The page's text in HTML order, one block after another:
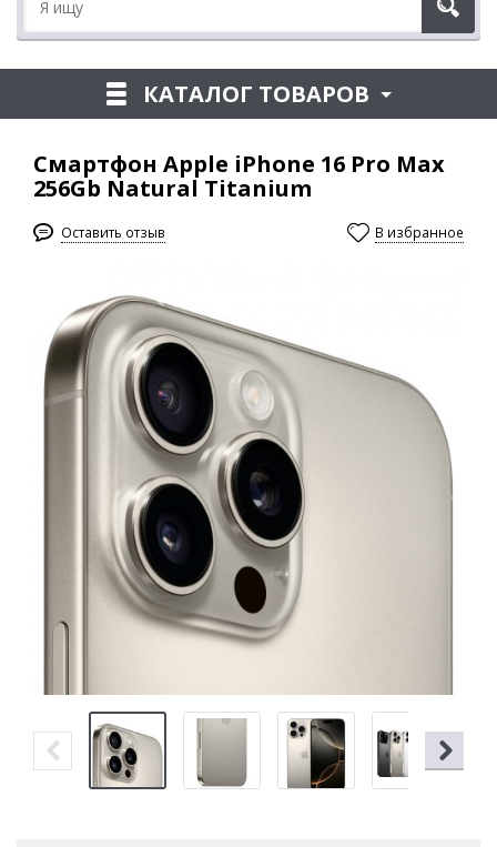
КАТАЛОГ ТОВАРОВ
Смартфон Apple iPhone 16 Pro Max
256Gb Natural Titanium
Оставить отзыв В избранное